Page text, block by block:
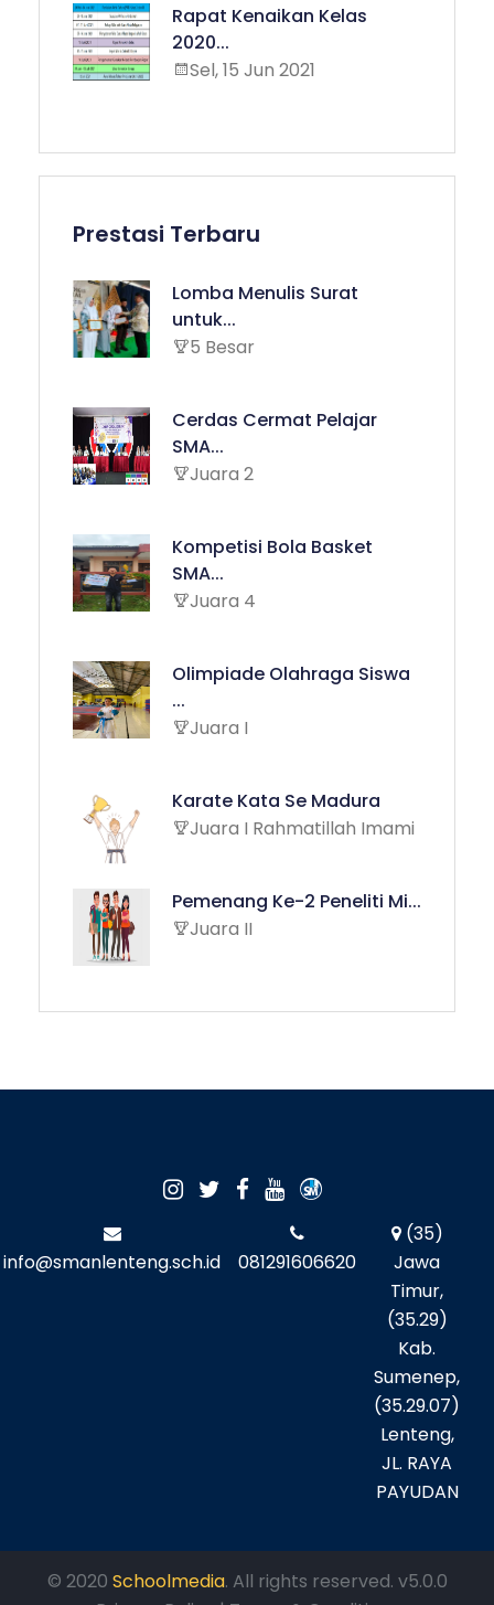
Rapat Kenaikan Kelas
2020...
Sel, 15 Jun 2021
Prestasi Terbaru
Lomba Menulis Surat
untuk...
5 Besar
Cerdas Cermat Pelajar
SMA...
Juara 2
Kompetisi Bola Basket
SMA...
Juara 4
Olimpiade Olahraga Siswa
...
Juara I
Karate Kata Se Madura
Juara I Rahmatillah Imami
Pemenang Ke-2 Peneliti Mi...
Juara II
info@smanlenteng.sch.id 081291606620
(35)
Jawa
Timur,
(35.29)
Kab.
Sumenep,
(35.29.07)
Lenteng,
JL. RAYA
PAYUDAN
© 2020 Schoolmedia. All rights reserved. v5.0.0